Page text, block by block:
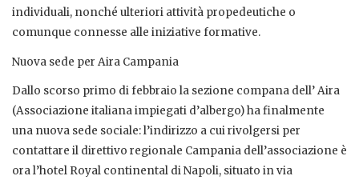
individuali, nonché ulteriori attività propedeutiche o
comunque connesse alle iniziative formative.
Nuova sede per Aira Campania
Dallo scorso primo di febbraio la sezione compana dell’ Aira
(Associazione italiana impiegati d’albergo) ha finalmente
una nuova sede sociale: l’indirizzo a cui rivolgersi per
contattare il direttivo regionale Campania dell’associazione è
ora l’hotel Royal continental di Napoli, situato in via